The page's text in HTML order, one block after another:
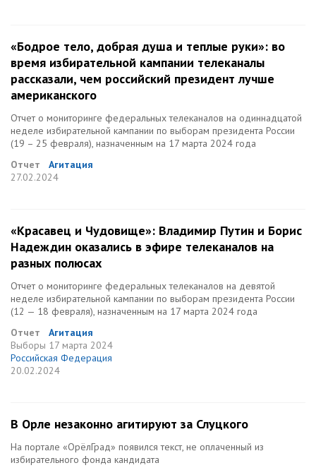
«Бодрое тело, добрая душа и теплые руки»: во
время избирательной кампании телеканалы
рассказали, чем российский президент лучше
американского
Отчет о мониторинге федеральных телеканалов на одиннадцатой
неделе избирательной кампании по выборам президента России
(19 – 25 февраля), назначенным на 17 марта 2024 года
Отчет
Агитация
27.02.2024
«Красавец и Чудовище»: Владимир Путин и Борис
Надеждин оказались в эфире телеканалов на
разных полюсах
Отчет о мониторинге федеральных телеканалов на девятой
неделе избирательной кампании по выборам президента России
(12 — 18 февраля), назначенным на 17 марта 2024 года
Отчет
Агитация
Выборы 17 марта 2024
Российская Федерация
20.02.2024
В Орле незаконно агитируют за Слуцкого
На портале «ОрёлГрад» появился текст, не оплаченный из
избирательного фонда кандидата